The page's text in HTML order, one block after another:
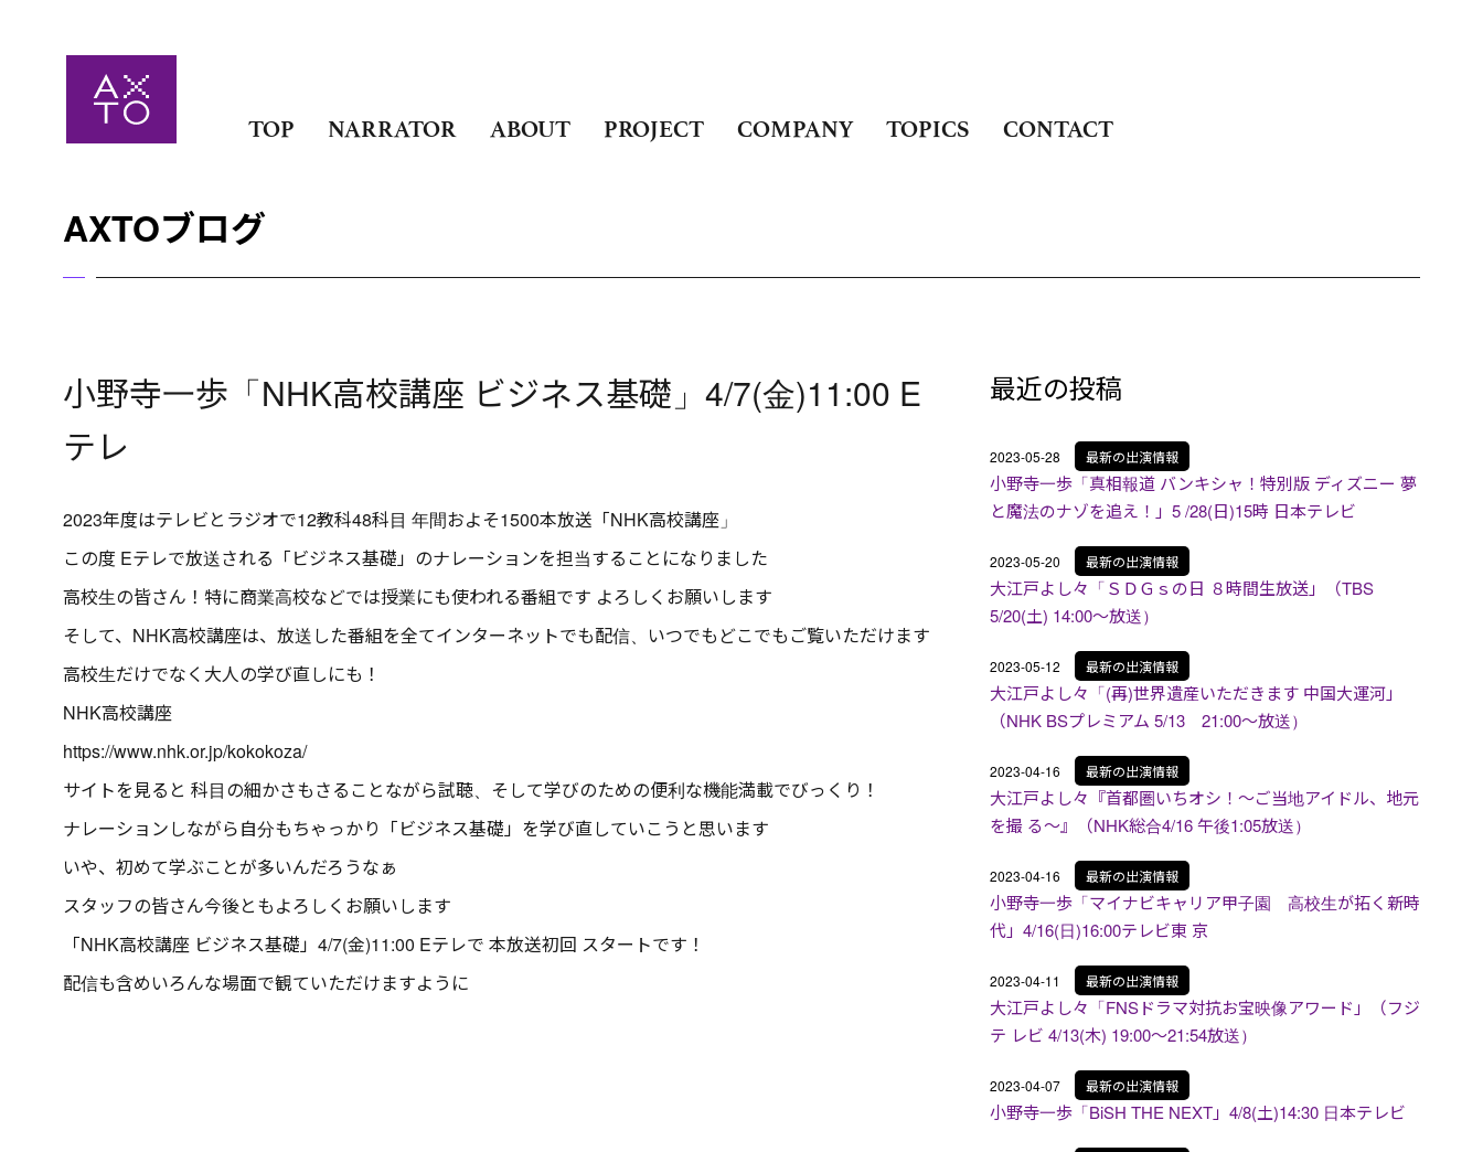
TOP NARRATOR ABOUT PROJECT COMPANY TOPICS CONTACT
AXTOブログ
小野寺一歩「NHK高校講座 ビジネス基礎」4/7(金)11:00 E
テレ
2023年度はテレビとラジオで12教科48科目 年間およそ1500本放送「NHK高校講座」
この度 Eテレで放送される「ビジネス基礎」のナレーションを担当することになりました
高校生の皆さん！特に商業高校などでは授業にも使われる番組です よろしくお願いします
そして、NHK高校講座は、放送した番組を全てインターネットでも配信、いつでもどこでもご覧いただけます
高校生だけでなく大人の学び直しにも！
NHK高校講座
https://www.nhk.or.jp/kokokoza/
サイトを見ると 科目の細かさもさることながら試聴、そして学びのための便利な機能満載でびっくり！
ナレーションしながら自分もちゃっかり「ビジネス基礎」を学び直していこうと思います
いや、初めて学ぶことが多いんだろうなぁ
スタッフの皆さん今後ともよろしくお願いします
「NHK高校講座 ビジネス基礎」4/7(金)11:00 Eテレで 本放送初回 スタートです！
配信も含めいろんな場面で観ていただけますように
最近の投稿
2023-05-28 最新の出演情報
小野寺一歩「真相報道 バンキシャ！特別版 ディズニー 夢
と魔法のナゾを追え！」5 /28(日)15時 日本テレビ
2023-05-20 最新の出演情報
大江戸よし々「ＳＤＧｓの日 ８時間生放送」（TBS
5/20(土) 14:00～放送）
2023-05-12 最新の出演情報
大江戸よし々「(再)世界遺産いただきます 中国大運河」
（NHK BSプレミアム 5/13 21:00～放送）
2023-04-16 最新の出演情報
大江戸よし々『首都圏いちオシ！〜ご当地アイドル、地元
を撮 る〜』（NHK総合4/16 午後1:05放送）
2023-04-16 最新の出演情報
小野寺一歩「マイナビキャリア甲子園 高校生が拓く新時
代」4/16(日)16:00テレビ東 京
2023-04-11 最新の出演情報
大江戸よし々「FNSドラマ対抗お宝映像アワード」（フジ
テ レビ 4/13(木) 19:00～21:54放送）
2023-04-07 最新の出演情報
小野寺一歩「BiSH THE NEXT」4/8(土)14:30 日本テレビ